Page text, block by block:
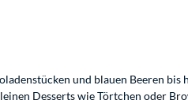
und blauen Beeren
Desserts wie Törtchen oder